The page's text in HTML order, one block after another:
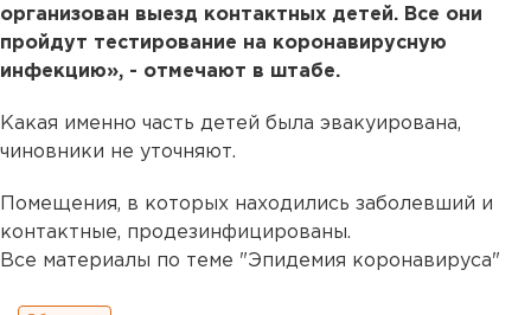
организован выезд контактных детей. Все они
пройдут тестирование на коронавирусную
инфекцию», - отмечают в штабе.
Какая именно часть детей была эвакуирована,
чиновники не уточняют.
Помещения, в которых находились заболевший и
контактные, продезинфицированы.
Все материалы по теме "Эпидемия коронавируса"